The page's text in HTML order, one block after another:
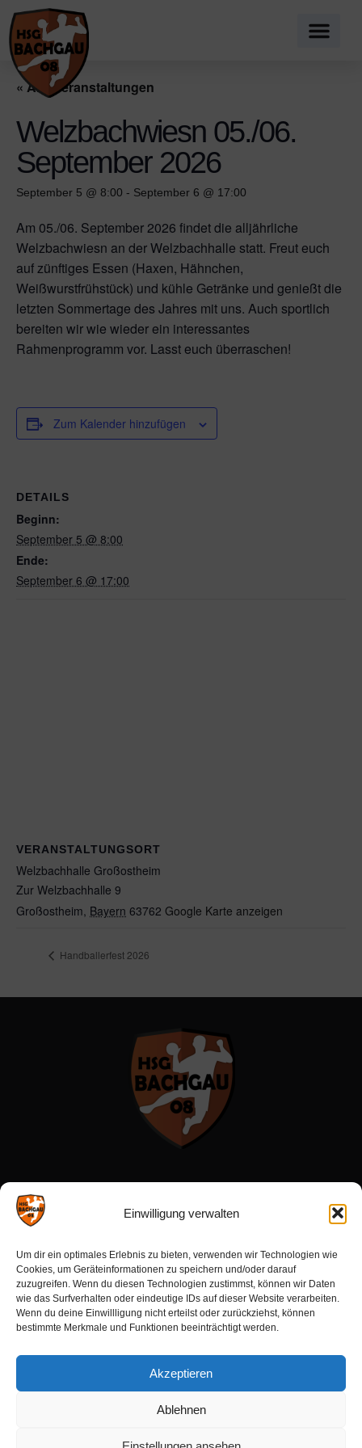
Einwilligung verwalten
Um dir ein optimales Erlebnis zu bieten, verwenden wir Technologien wie
Cookies, um Geräteinformationen zu speichern und/oder darauf
zuzugreifen. Wenn du diesen Technologien zustimmst, können wir Daten
wie das Surfverhalten oder eindeutige IDs auf dieser Website verarbeiten.
Wenn du deine Einwillligung nicht erteilst oder zurückziehst, können
bestimmte Merkmale und Funktionen beeinträchtigt werden.
Akzeptieren
Ablehnen
« Alle Veranstaltungen
Welzbachwiesn 05./06.
September 2026
September 5 @ 8:00 - September 6 @ 17:00
Am 05./06. September 2026 findet die alljährliche
Welzbachwiesn an der Welzbachhalle statt. Freut euch
auf zünftiges Essen (Haxen, Hähnchen,
Weißwurstfrühstück) und kühle Getränke und genießt die
letzten Sommertage des Jahres mit uns. Auch sportlich
bereiten wir wie wieder ein interessantes
Rahmenprogramm vor. Lasst euch überraschen!
Zum Kalender hinzufügen
DETAILS
Beginn:
September 5 @ 8:00
Ende:
September 6 @ 17:00
VERANSTALTUNGSORT
Welzbachhalle Großostheim
Zur Welzbachhalle 9
Großostheim, Bayern 63762 Google Karte anzeigen
Handballerfest 2026
Menü:
Sponsoren
Aktuelles:
Kommende Spiele